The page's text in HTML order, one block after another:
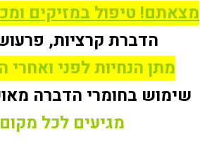
מצאתם! טיפול במזיקים
הדברת קרציות,
מתן הנחיות לפני
שימוש בחומרי הדברה
מגיעים לכל